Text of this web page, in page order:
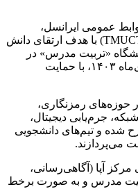
عمومی ایرانسل،
سومین دوره مسابقه «فتح پرچم» (TMUCTF) با هدف ارتقای دانش
«تربیت مدرس» در
حوزه امنیت سایبری، چهارشنبه ۱۹ دی‌ماه ۱۴۰۳، با حمایت
حوزه‌های رمزنگاری،
جرم‌یابی دیجیتال،
شده و تیم‌های دانشجویی
۱۴۰۳ به میزبانی مرکز آپا (آگاهی‌رسانی،
تربیت مدرس و به‌ صورت برخط